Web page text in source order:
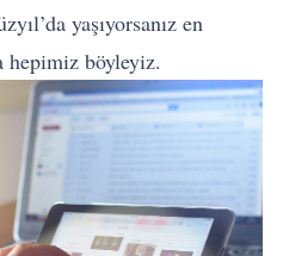
yaşıyorsanız en
hepimiz böyleyiz.